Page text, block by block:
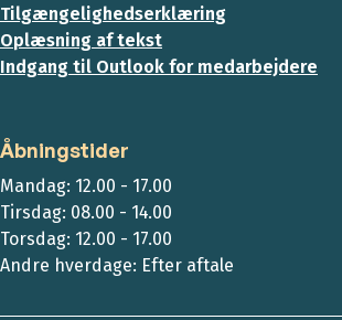
Tilgængelighedserklæring
Oplæsning af tekst
Indgang til Outlook for medarbejdere
Åbningstider
Mandag: 12.00 - 17.00
Tirsdag: 08.00 - 14.00
Torsdag: 12.00 - 17.00
Andre hverdage: Efter aftale